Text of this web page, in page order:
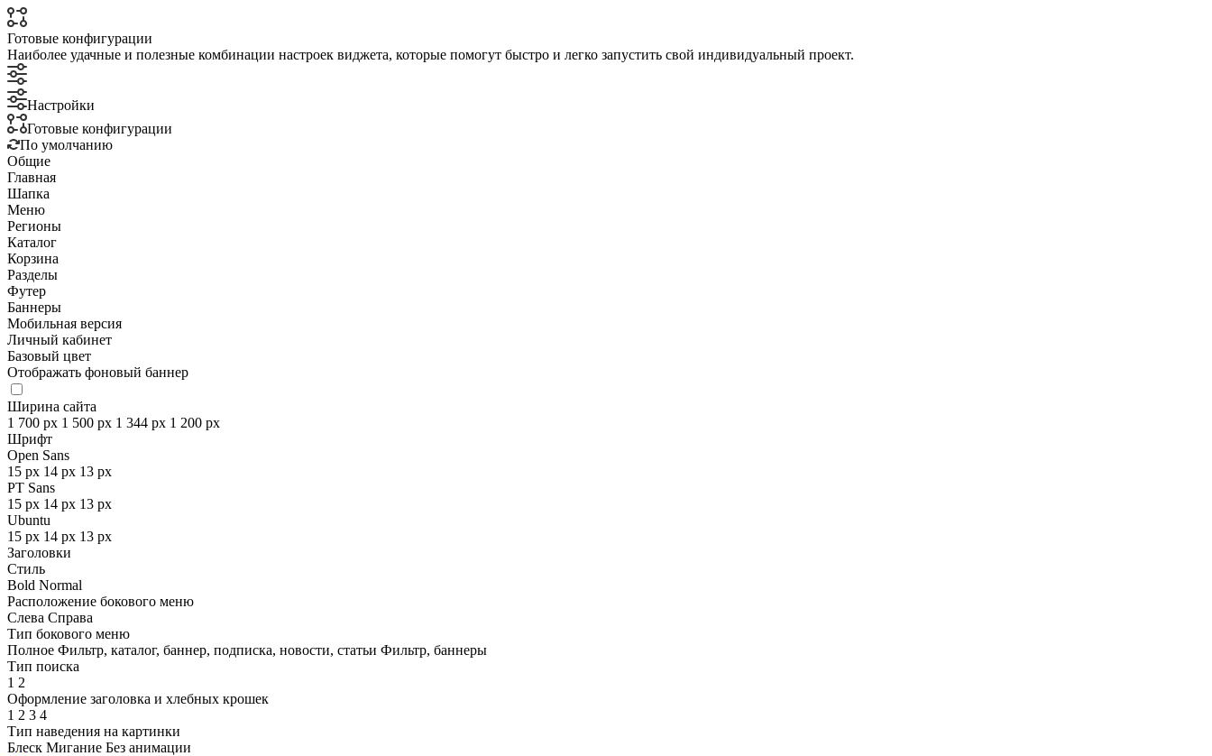
Готовые конфигурации
Наиболее удачные и полезные комбинации настроек виджета, которые помогут быстро и легко запустить свой индивидуальный проект.
Настройки
Готовые конфигурации
По умолчанию
Общие
Главная
Шапка
Меню
Регионы
Каталог
Корзина
Разделы
Футер
Баннеры
Мобильная версия
Личный кабинет
Базовый цвет
Отображать фоновый баннер
Ширина сайта
1 700 px 1 500 px 1 344 px 1 200 px
Шрифт
Open Sans
15 px 14 px 13 px
PT Sans
15 px 14 px 13 px
Ubuntu
15 px 14 px 13 px
Заголовки
Стиль
Bold Normal
Расположение бокового меню
Слева Справа
Тип бокового меню
Полное Фильтр, каталог, баннер, подписка, новости, статьи Фильтр, баннеры
Тип поиска
1 2
Оформление заголовка и хлебных крошек
1 2 3 4
Тип наведения на картинки
Блеск Мигание Без анимации